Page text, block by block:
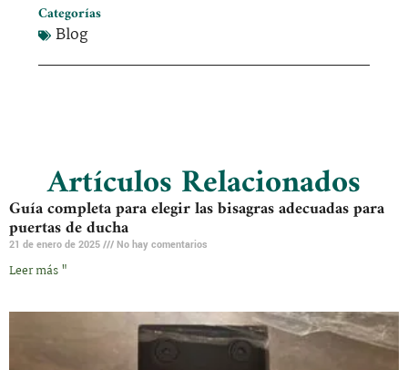
Categorías
Blog
Artículos Relacionados
Guía completa para elegir las bisagras adecuadas para
puertas de ducha
21 de enero de 2025 No hay comentarios
Leer más "